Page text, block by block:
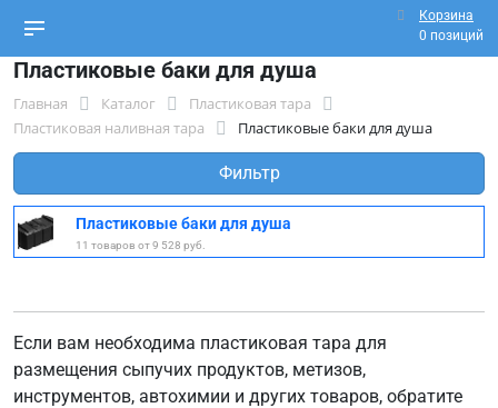
Корзина
0 позиций
Пластиковые баки для душа
Главная Каталог
Пластиковая тара
Пластиковая наливная тара
Пластиковые баки для душа
Фильтр
Пластиковые баки для душа
11 товаров от 9 528 руб.
Если вам необходима пластиковая тара для
размещения сыпучих продуктов, метизов,
инструментов, автохимии и других товаров, обратите